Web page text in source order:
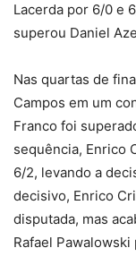
Lacerda por 6/0 e
superou Daniel
Nas quartas de
Campos em um
Franco foi
sequência, Enrico
6/2, levando a
decisivo, Enrico
disputada, mas
Rafael